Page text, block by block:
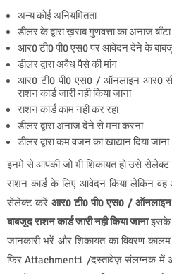
अन्य कोई अनियमितता
डीलर के द्वारा ख़राब गुणवत्ता का अनाज
आर0 टी0 पी0 एस0 पर आवेदन देने के
डीलर द्वारा अवैध पैसे की मांग
आर0 टी0 पी0 एस0 / ऑनलाइन आर0
राशन कार्ड जारी नही किया जाना
राशन कार्ड काम नही कर रहा
डीलर द्वारा अनाज देने से मना करना
डीलर द्वारा कम वजन का खाद्यान दिया जाना
इनमे से आपकी जो भी शिकायत हो उसे
राशन कार्ड के लिए आवेदन किया लेकिन
सेलेक्ट करें आर0 टी0 पी0 एस0 /
बाबजूद राशन कार्ड जारी नही किया जानाइसके
जानकारी भरें और शिकायत का विवरण
फिर Attachment1 /दस्तावेज़ संलग्नक में